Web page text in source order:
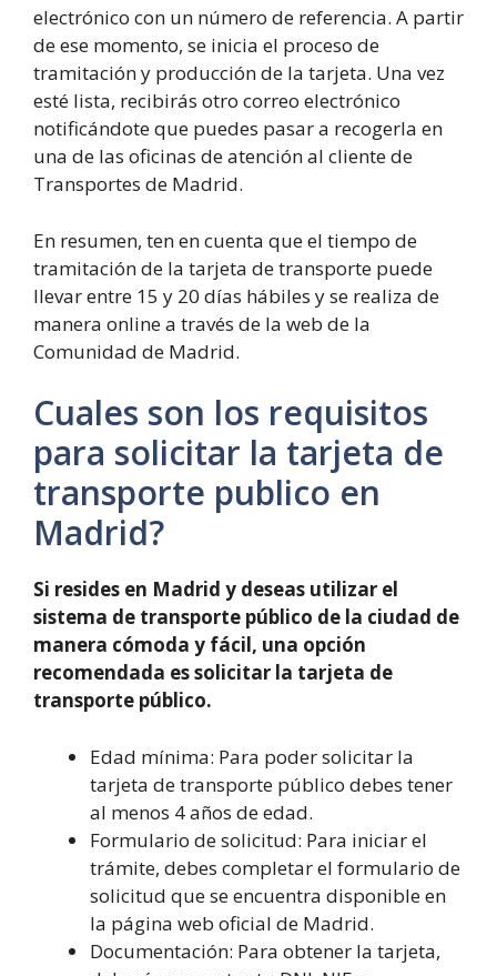
electrónico con un número de referencia. A partir
de ese momento, se inicia el proceso de
tramitación y producción de la tarjeta. Una vez
esté lista, recibirás otro correo electrónico
notificándote que puedes pasar a recogerla en
una de las oficinas de atención al cliente de
Transportes de Madrid.
En resumen, ten en cuenta que el tiempo de
tramitación de la tarjeta de transporte puede
llevar entre 15 y 20 días hábiles y se realiza de
manera online a través de la web de la
Comunidad de Madrid.
Cuales son los requisitos
para solicitar la tarjeta de
transporte publico en
Madrid?
Si resides en Madrid y deseas utilizar el
sistema de transporte público de la ciudad de
manera cómoda y fácil, una opción
recomendada es solicitar la tarjeta de
transporte público.
Edad mínima: Para poder solicitar la
tarjeta de transporte público debes tener
al menos 4 años de edad.
Formulario de solicitud: Para iniciar el
trámite, debes completar el formulario de
solicitud que se encuentra disponible en
la página web oficial de Madrid.
Documentación: Para obtener la tarjeta,